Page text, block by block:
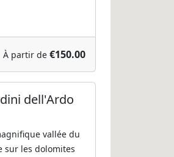
À partir de €150.00
dell'Ardo
vallée du
sur les dolomites